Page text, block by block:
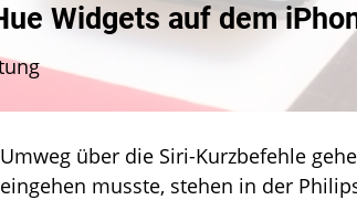
werden
Philips
Widgets
auf
iPhone
installiert
Widgets auf dem
über die Siri-Kurzbefehle
musste, stehen in der